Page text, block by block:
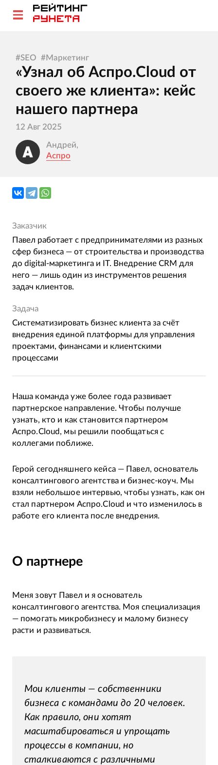
#SEO #Маркетинг
«Узнал об Аспро.Cloud от
своего же клиента»: кейс
нашего партнера
12 Авг 2025
Андрей,
Аспро
Заказчик
Павел работает с предпринимателями из разных
сфер бизнеса — от строительства и производства
до digital-маркетинга и IT. Внедрение CRM для
него — лишь один из инструментов решения
задач клиентов.
Задача
Систематизировать бизнес клиента за счёт
внедрения единой платформы для управления
проектами, финансами и клиентскими
процессами
Наша команда уже более года развивает
партнерское направление. Чтобы получше
узнать, кто и как становится партнером
Аспро.Cloud, мы решили пообщаться с
коллегами поближе.
Герой сегодняшнего кейса — Павел, основатель
консалтингового агентства и бизнес-коуч. Мы
взяли небольшое интервью, чтобы узнать, как он
стал партнером Аспро.Cloud и что изменилось в
работе его клиента после внедрения.
О партнере
Меня зовут Павел и я основатель
консалтингового агентства. Моя специализация
— помогать микробизнесу и малому бизнесу
расти и развиваться.
Мои клиенты — собственники
бизнеса с командами до 20 человек.
Как правило, они хотят
масштабироваться и упрощать
процессы в компании, но
сталкиваются с различными